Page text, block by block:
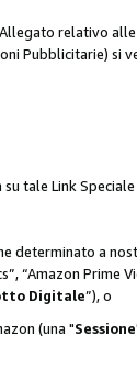
relativo
Pubblicitarie) si
tale Link
a
Prime
Digitale”), o
(una "Sessione